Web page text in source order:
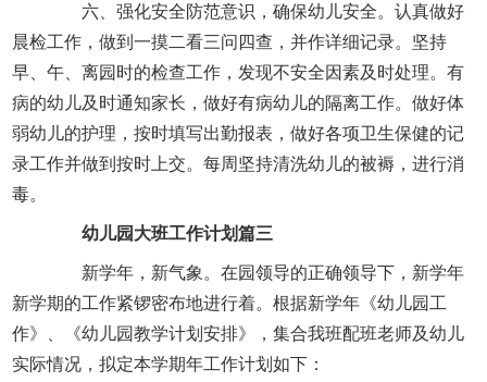
六、强化安全防范意识，确保幼儿安全。认真做好
晨检工作，做到一摸二看三问四查，并作详细记录。坚持
早、午、离园时的检查工作，发现不安全因素及时处理。有
病的幼儿及时通知家长，做好有病幼儿的隔离工作。做好体
弱幼儿的护理，按时填写出勤报表，做好各项卫生保健的记
录工作并做到按时上交。每周坚持清洗幼儿的被褥，进行消
毒。
幼儿园大班工作计划篇三
新学年，新气象。在园领导的正确领导下，新学年
新学期的工作紧锣密布地进行着。根据新学年《幼儿园工
作》、《幼儿园教学计划安排》，集合我班配班老师及幼儿
实际情况，拟定本学期年工作计划如下：